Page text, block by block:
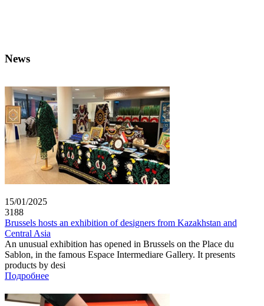
News
15/01/2025
3188
Brussels hosts an exhibition of designers from Kazakhstan and
Central Asia
An unusual exhibition has opened in Brussels on the Place du
Sablon, in the famous Espace Intermediare Gallery. It presents
products by desi
Подробнее